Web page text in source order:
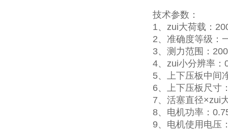
技术参数：
1、zui大荷载：
2、准确度等级：
3、测力范围：
4、zui小分辨率：
5、上下压板中间
6、上下压板尺寸
7、活塞直径×zui
8、电机功率：
9、电机使用电压